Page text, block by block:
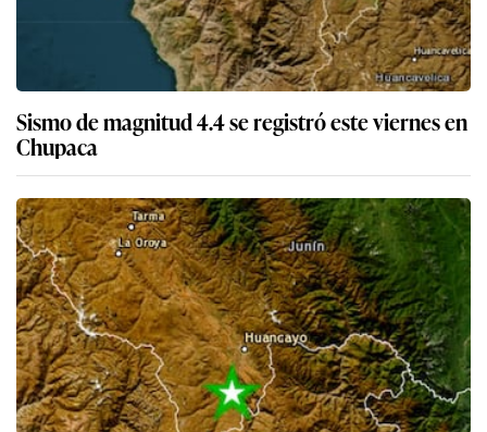
Sismo de magnitud 4.4 se registró este viernes en
Chupaca